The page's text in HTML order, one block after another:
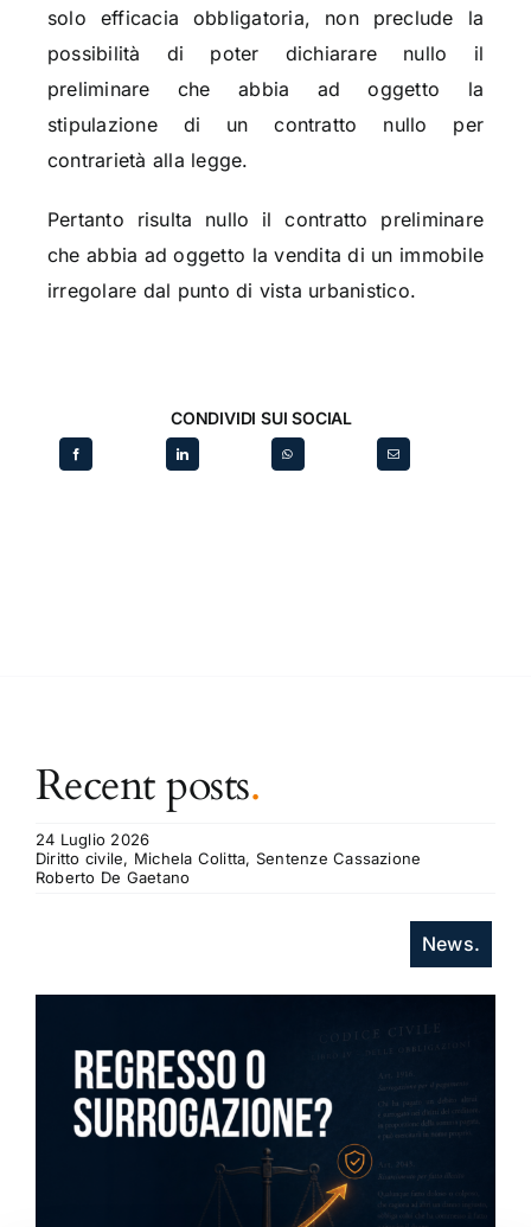
solo efficacia obbligatoria, non preclude la
possibilità di poter dichiarare nullo il
preliminare che abbia ad oggetto la
stipulazione di un contratto nullo per
contrarietà alla legge.
Pertanto risulta nullo il contratto preliminare
che abbia ad oggetto la vendita di un immobile
irregolare dal punto di vista urbanistico.
CONDIVIDI SUI SOCIAL
Recent posts.
24 Luglio 2026
Diritto civile, Michela Colitta, Sentenze Cassazione
Roberto De Gaetano
News.